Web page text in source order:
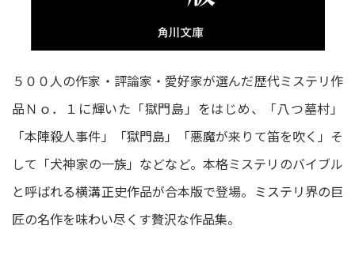
５００人の作家・評論家・愛好家が選んだ歴代ミステリ作
品Ｎｏ．１に輝いた「獄門島」をはじめ、「八つ墓村」
「本陣殺人事件」「獄門島」「悪魔が来りて笛を吹く」そ
して「犬神家の一族」などなど。本格ミステリのバイブル
と呼ばれる横溝正史作品が合本版で登場。ミステリ界の巨
匠の名作を味わい尽くす贅沢な作品集。